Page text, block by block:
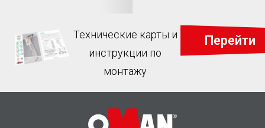
Технические карты и
инструкции по
монтажу
Перейти